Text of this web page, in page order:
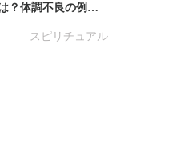
スピリチュアル
？体調不良の例…